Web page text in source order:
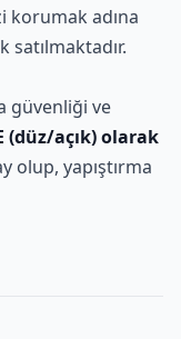
korumak adına
satılmaktadır.
güvenliği ve
(düz/açık) olarak
olup, yapıştırma